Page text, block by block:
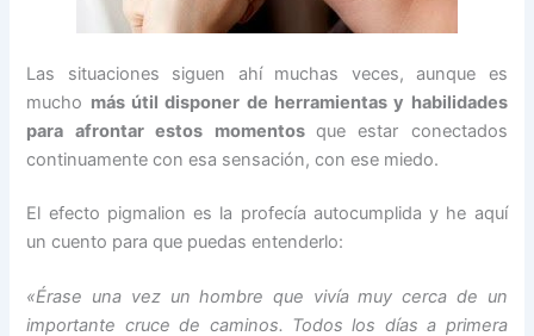
Las situaciones siguen ahí muchas veces, aunque es
mucho más útil disponer de herramientas y habilidades
para afrontar estos momentos que estar conectados
continuamente con esa sensación, con ese miedo.
El efecto pigmalion es la profecía autocumplida y he aquí
un cuento para que puedas entenderlo:
«Érase una vez un hombre que vivía muy cerca de un
importante cruce de caminos. Todos los días a primera